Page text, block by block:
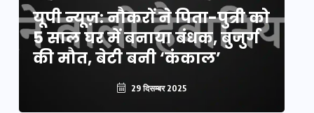
यूपी न्यूज़: नौकरों ने पिता-पुत्री को
5 साल घर में बनाया बंधक, बुजुर्ग
की मौत, बेटी बनी ‘कंकाल’
29 दिसम्बर 2025